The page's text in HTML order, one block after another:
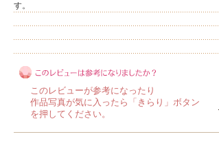
す。
このレビューが参考になったり
作品写真が気に入ったら「きらり」ボタン
を押してください。